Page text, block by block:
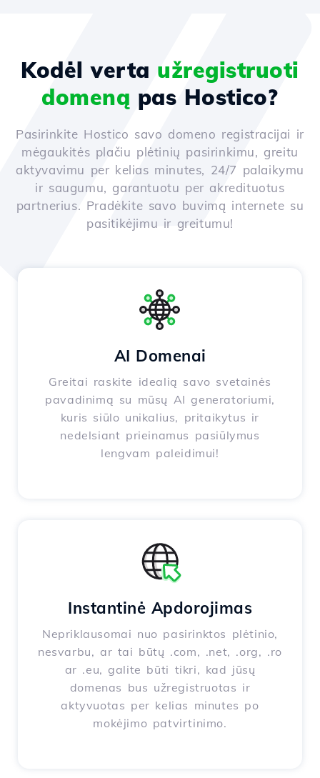
Kodėl verta užregistruoti
domeną pas Hostico?
Pasirinkite Hostico savo domeno registracijai ir
mėgaukitės plačiu plėtinių pasirinkimu, greitu
aktyvavimu per kelias minutes, 24/7 palaikymu
ir saugumu, garantuotu per akredituotus
partnerius. Pradėkite savo buvimą internete su
pasitikėjimu ir greitumu!
AI Domenai
Greitai raskite idealią savo svetainės
pavadinimą su mūsų AI generatoriumi,
kuris siūlo unikalius, pritaikytus ir
nedelsiant prieinamus pasiūlymus
lengvam paleidimui!
Instantinė Apdorojimas
Nepriklausomai nuo pasirinktos plėtinio,
nesvarbu, ar tai būtų .com, .net, .org, .ro
ar .eu, galite būti tikri, kad jūsų
domenas bus užregistruotas ir
aktyvuotas per kelias minutes po
mokėjimo patvirtinimo.